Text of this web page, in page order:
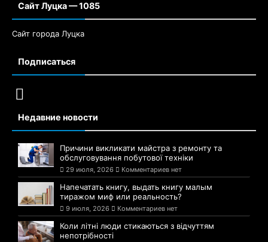
Сайт Луцка — 1085
Сайт города Луцка
Подписаться
Недавние новости
Причини викликати майстра з ремонту та
обслуговування побутової техніки
29 июля, 2026 Комментариев нет
Напечатать книгу, выдать книгу малым
тиражом миф или реальность?
9 июля, 2026 Комментариев нет
Коли літні люди стикаються з відчуттям
непотрібності